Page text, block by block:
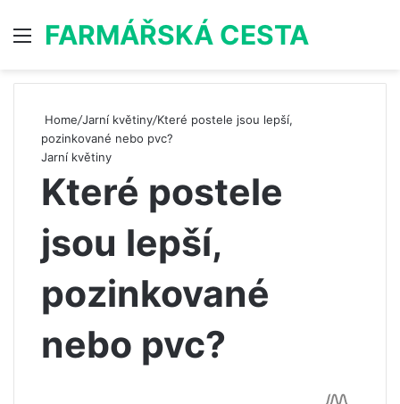
Menu
FARMÁŘSKÁ CESTA
Home/Jarní květiny/Které postele jsou lepší,
pozinkované nebo pvc?
Jarní květiny
Které postele
jsou lepší,
pozinkované
nebo pvc?